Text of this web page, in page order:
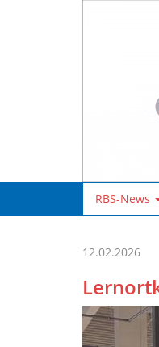
RBS-News
12.02.2026